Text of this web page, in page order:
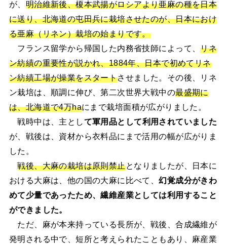
が、 明治維新後、榎本武揚がロシアより亜麻の種を日本
に送り、北海道の屯田兵に栽培させたのが、日本におけ
る亜麻（リネン）栽培の始まりです。
フランス留学から帰国した内務省技師によって、リネ
ン紡績の重要性が説かれ、1884年、日本で初めてリネ
ン紡績工場が操業をスタートさせました。その後、リネ
ン栽培は、順調に伸び、第二次世界大戦中の最盛期に
は、北海道で4万haにまで栽培面積が広がりました。
戦時中は、主として軍用品として利用されていました
が、戦後は、資材から衣料品にまで活用の幅が広がりま
した。
戦後、大麻の栽培は原則禁止となりましたが、日本に
おける大麻は、他の国の大麻に比べて、幻覚成分がきわ
めて少量であったため、繊維産業としては利用すること
ができました。
ただ、麻が本来持っている長所が、戦後、合成繊維が
発明される中で、短所と考えられたこともあり、麻産業